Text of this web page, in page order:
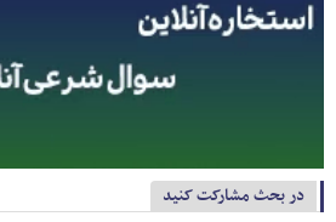
در بحث مشارکت کنید